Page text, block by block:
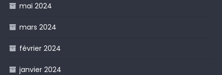
mai 2024
mars 2024
février 2024
janvier 2024